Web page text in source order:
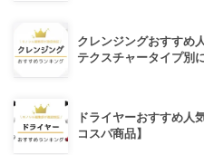
クレンジングおすすめ
テクスチャータイプ別
ドライヤーおすすめ人
コスパ商品】